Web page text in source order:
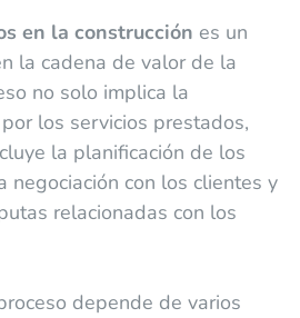
en la construcción es un
la cadena de valor de la
no solo implica la
los servicios prestados,
la planificación de los
negociación con los clientes y
relacionadas con los
depende de varios